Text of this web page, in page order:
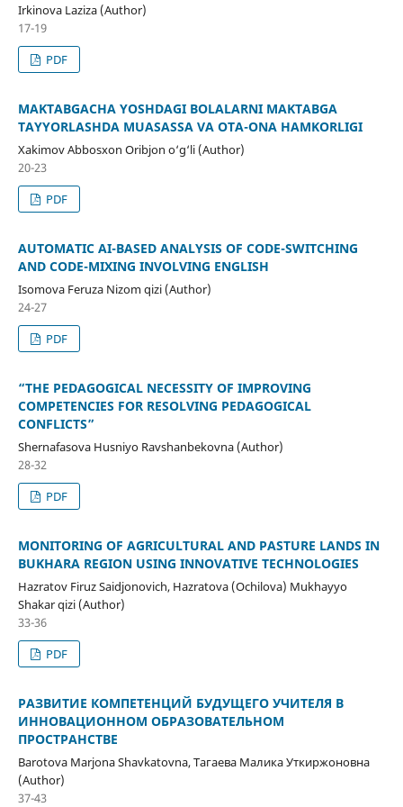
Irkinova Laziza (Author)
17-19
PDF
MAKTABGACHA YOSHDAGI BOLALARNI MAKTABGA
TAYYORLASHDA MUASASSA VA OTA-ONA HAMKORLIGI
Xakimov Abbosxon Oribjon o‘g‘li (Author)
20-23
PDF
AUTOMATIC AI-BASED ANALYSIS OF CODE-SWITCHING
AND CODE-MIXING INVOLVING ENGLISH
Isomova Feruza Nizom qizi (Author)
24-27
PDF
“THE PEDAGOGICAL NECESSITY OF IMPROVING
COMPETENCIES FOR RESOLVING PEDAGOGICAL
CONFLICTS”
Shernafasova Husniyo Ravshanbekovna (Author)
28-32
PDF
MONITORING OF AGRICULTURAL AND PASTURE LANDS IN
BUKHARA REGION USING INNOVATIVE TECHNOLOGIES
Hazratov Firuz Saidjonovich, Hazratova (Ochilova) Mukhayyo
Shakar qizi (Author)
33-36
PDF
РАЗВИТИЕ КОМПЕТЕНЦИЙ БУДУЩЕГО УЧИТЕЛЯ В
ИННОВАЦИОННОМ ОБРАЗОВАТЕЛЬНОМ
ПРОСТРАНСТВЕ
Barotova Marjona Shavkatovna, Тагаева Малика Уткиржоновна
(Author)
37-43